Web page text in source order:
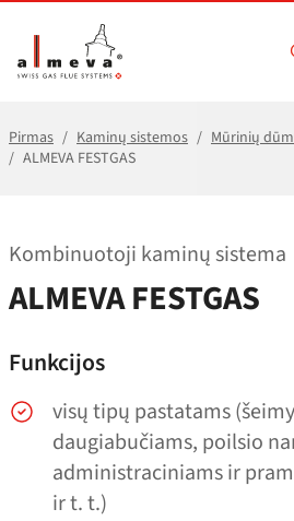
Pirmas Kaminų sistemos
Mūrinių
ALMEVA FESTGAS
Kombinuotoji kaminų sistema
ALMEVA FESTGAS
Funkcijos
visų tipų pastatams
daugiabučiams, poilsio
administraciniams ir
ir t. t.)